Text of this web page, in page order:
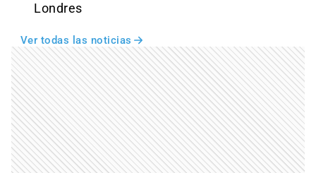
Londres
Ver todas las noticias